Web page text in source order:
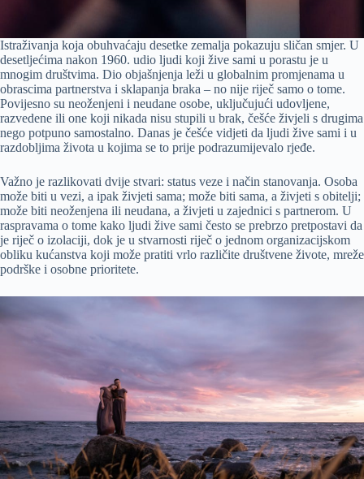
Istraživanja koja obuhvaćaju desetke zemalja pokazuju sličan smjer. U
desetljećima nakon 1960. udio ljudi koji žive sami u porastu je u
mnogim društvima. Dio objašnjenja leži u globalnim promjenama u
obrascima partnerstva i sklapanja braka – no nije riječ samo o tome.
Povijesno su neoženjeni i neudane osobe, uključujući udovljene,
razvedene ili one koji nikada nisu stupili u brak, češće živjeli s drugima
nego potpuno samostalno. Danas je češće vidjeti da ljudi žive sami i u
razdobljima života u kojima se to prije podrazumijevalo rjeđe.
Važno je razlikovati dvije stvari: status veze i način stanovanja. Osoba
može biti u vezi, a ipak živjeti sama; može biti sama, a živjeti s obitelji;
može biti neoženjena ili neudana, a živjeti u zajednici s partnerom. U
raspravama o tome kako ljudi žive sami često se prebrzo pretpostavi da
je riječ o izolaciji, dok je u stvarnosti riječ o jednom organizacijskom
obliku kućanstva koji može pratiti vrlo različite društvene živote, mreže
podrške i osobne prioritete.